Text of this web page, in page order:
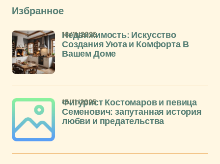
Избранное
Недвижимость: Искусство
Создания Уюта и Комфорта В
Вашем Доме
18/11/2025
Фигурист Костомаров и певица
Семенович: запутанная история
любви и предательства
13/11/2025